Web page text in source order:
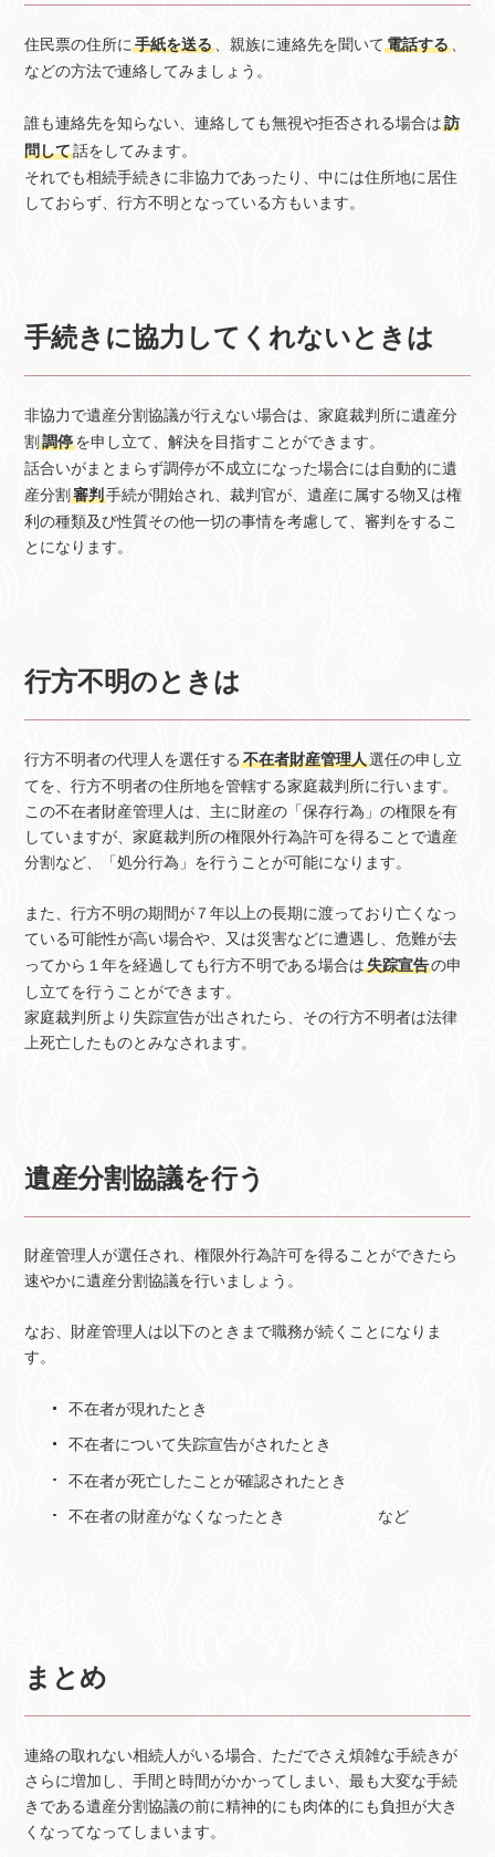
住民票の住所に手紙を送る 、親族に連絡先を聞いて電話する
などの方法で連絡してみましょう。
誰も連絡先を知らない、連絡しても無視や拒否される場合は訪
問して話をしてみます。
それでも相続手続きに非協力であったり、中には住所地に居住
しておらず、行方不明となっている方もいます。
手続きに協力してくれないときは
非協力で遺産分割協議が行えない場合は、家庭裁判所に遺産分
割調停を申し立て、解決を目指すことができます。
話合いがまとまらず調停が不成立になった場合には自動的に遺
産分割審判手続が開始され、裁判官が、遺産に属する物又は権
利の種類及び性質その他一切の事情を考慮して、審判をするこ
とになります。
行方不明のときは
行方不明者の代理人を選任する不在者財産管理人選任の申し立
てを、行方不明者の住所地を管轄する家庭裁判所に行います。
この不在者財産管理人は、主に財産の「保存行為」の権限を有
していますが、家庭裁判所の権限外行為許可を得ることで遺産
分割など、「処分行為」を行うことが可能になります。
また、行方不明の期間が７年以上の長期に渡っており亡くなっ
ている可能性が高い場合や、又は災害などに遭遇し、危難が去
ってから１年を経過しても行方不明である場合は失踪宣告の申
し立てを行うことができます。
家庭裁判所より失踪宣告が出されたら、その行方不明者は法律
上死亡したものとみなされます。
遺産分割協議を行う
財産管理人が選任され、権限外行為許可を得ることができたら
速やかに遺産分割協議を行いましょう。
なお、財産管理人は以下のときまで職務が続くことになりま
す。
不在者が現れたとき
不在者について失踪宣告がされたとき
不在者が死亡したことが確認されたとき
不在者の財産がなくなったとき など
まとめ
連絡の取れない相続人がいる場合、ただでさえ煩雑な手続きが
さらに増加し、手間と時間がかかってしまい、最も大変な手続
きである遺産分割協議の前に精神的にも肉体的にも負担が大き
くなってなってしまいます。